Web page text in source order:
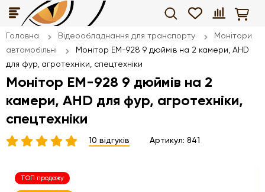
Головна Відеообладнання для транспорту
Монітори
автомобільні
Монітор EM-928 9 дюймів на 2 камери, AHD
для фур, агротехніки, спецтехніки
Монітор EM-928 9 дюймів на 2
камери, AHD для фур, агротехніки,
спецтехніки
10 відгуків Артикул: 841
ТОП продажу